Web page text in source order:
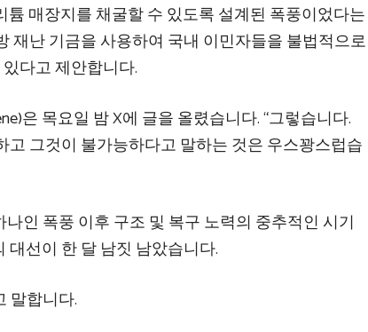
매장지를 채굴할 수 있도록 설계된 폭풍이었다는
재난 기금을 사용하여 국내 이민자들을 불법적으로
다고 제안합니다.
은 목요일 밤 X에 글을 올렸습니다. “그렇습니다.
그것이 불가능하다고 말하는 것은 우스꽝스럽습
인 폭풍 이후 구조 및 복구 노력의 중추적인 시기
선이 한 달 남짓 남았습니다.
말합니다.